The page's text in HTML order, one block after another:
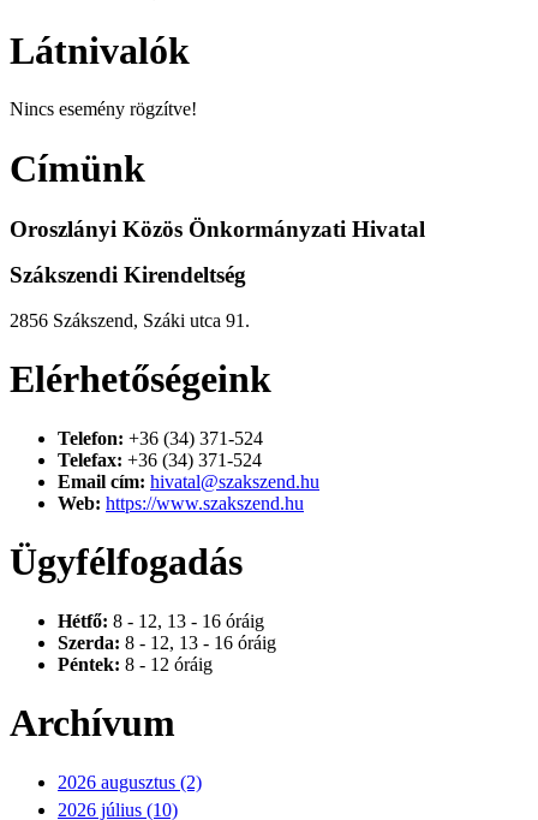
Látnivalók
Nincs esemény rögzítve!
Címünk
Oroszlányi Közös Önkormányzati Hivatal
Szákszendi Kirendeltség
2856 Szákszend, Száki utca 91.
Elérhetőségeink
Telefon: +36 (34) 371-524
Telefax: +36 (34) 371-524
Email cím: hivatal@szakszend.hu
Web: https://www.szakszend.hu
Ügyfélfogadás
Hétfő: 8 - 12, 13 - 16 óráig
Szerda: 8 - 12, 13 - 16 óráig
Péntek: 8 - 12 óráig
Archívum
2026 augusztus (2)
2026 július (10)